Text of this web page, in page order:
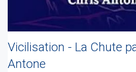
Vicilisation - La Chute
Antone